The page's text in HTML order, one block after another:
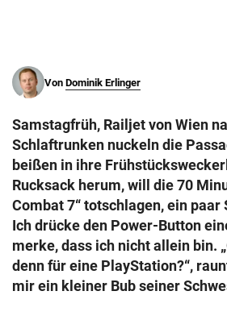
Von Dominik Erlinger
Samstagfrüh, Railjet von Wien
Schlaftrunken nuckeln die
beißen in ihre
Rucksack herum, will die 70
Combat 7“ totschlagen, ein
Ich drücke den Power-Button
merke, dass ich nicht allein bin.
denn für eine PlayStation?“,
mir ein kleiner Bub seiner